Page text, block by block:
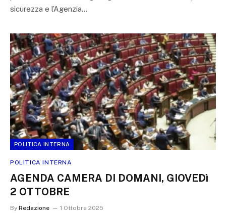
sicurezza e l’Agenzia…
POLITICA INTERNA
POLITICA INTERNA
AGENDA CAMERA DI DOMANI, GIOVEDì
2 OTTOBRE
By Redazione 1 Ottobre 2025